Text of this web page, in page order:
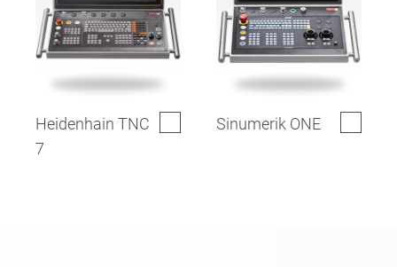
Heidenhain TNC
7
Sinumerik ONE